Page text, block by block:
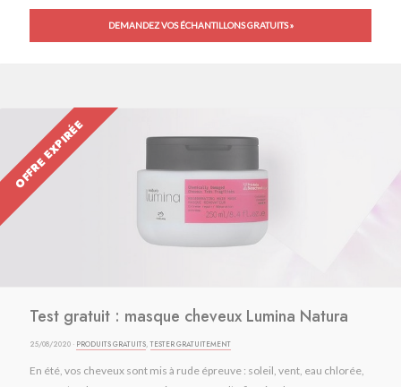
DEMANDEZ VOS ÉCHANTILLONS GRATUITS »
OFFRE EXPIRÉE
Test gratuit : masque cheveux Lumina Natura
25/08/2020 · PRODUITS GRATUITS,TESTER GRATUITEMENT
En été, vos cheveux sont mis à rude épreuve : soleil, vent, eau chlorée,